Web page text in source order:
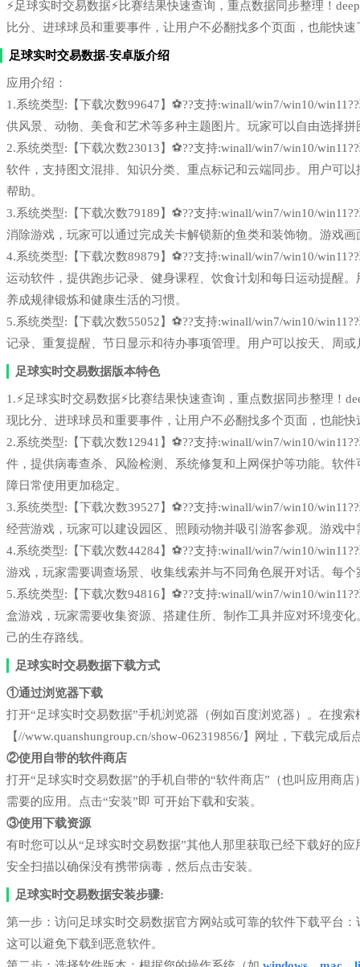
⚡足球实时交易数据⚡比赛结果快速查询，重点数据同步整理！
比分、进球球员和重要事件，让用户不必翻找多个页面，也能快
足球实时交易数据-安卓版介绍
应用介绍：
1.系统类型:【下载次数99647】⚽??支持:winall/win7/win10/
供风景、动物、美食和艺术等多种主题图片。玩家可以自由选择
2.系统类型:【下载次数23013】⚽??支持:winall/win7/win10/
软件，支持图文混排、知识分类、重点标记和云端同步。用户可
帮助。
3.系统类型:【下载次数79189】⚽??支持:winall/win7/win10/
消除游戏，玩家可以通过完成关卡解锁新的鱼类和装饰物。游戏
4.系统类型:【下载次数89879】⚽??支持:winall/win7/win10/
运动软件，提供跑步记录、健身课程、饮食计划和每日运动提醒
养成规律锻炼和健康生活的习惯。
5.系统类型:【下载次数55052】⚽??支持:winall/win7/win10/
记录、重复提醒、节日显示和待办事项管理。用户可以按天、周
足球实时交易数据版本特色
1.⚡足球实时交易数据⚡比赛结果快速查询，重点数据同步整理！
现比分、进球球员和重要事件，让用户不必翻找多个页面，也能
2.系统类型:【下载次数12941】⚽??支持:winall/win7/win10/
件，提供病毒查杀、风险检测、系统修复和上网保护等功能。软
障日常使用更加稳定。
3.系统类型:【下载次数39527】⚽??支持:winall/win7/win10/
经营游戏，玩家可以建设园区、照顾动物并吸引游客参观。游戏
4.系统类型:【下载次数44284】⚽??支持:winall/win7/win10/
游戏，玩家需要调查场景、收集线索并与不同角色展开对话。每
5.系统类型:【下载次数94816】⚽??支持:winall/win7/win10/
盒游戏，玩家需要收集资源、搭建住所、制作工具并应对环境变
己的生存路线。
足球实时交易数据下载方式
①通过浏览器下载
打开“足球实时交易数据”手机浏览器（例如百度浏览器）。在搜
【//www.quanshungroup.cn/show-062319856/】网址，下载完成后
②使用自带的软件商店
打开“足球实时交易数据”的手机自带的“软件商店”（也叫应用商
需要的应用。点击“安装”即 可开始下载和安装。
③使用下载资源
有时您可以从“足球实时交易数据”其他人那里获取已经下载好的
安全扫描以确保没有携带病毒，然后点击安装。
足球实时交易数据安装步骤:
第一步：访问足球实时交易数据官方网站或可靠的软件下载平台
这可以避免下载到恶意软件。